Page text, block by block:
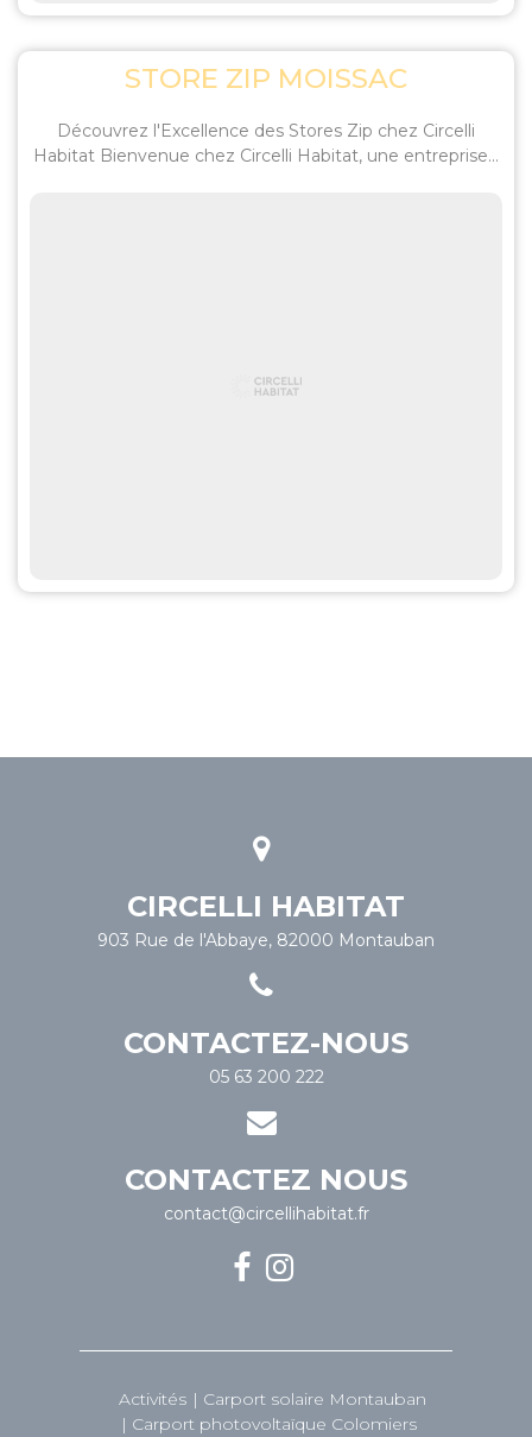
STORE ZIP MOISSAC
Découvrez l'Excellence des Stores Zip chez Circelli
Habitat Bienvenue chez Circelli Habitat, une entreprise...
CIRCELLI HABITAT
903 Rue de l'Abbaye, 82000 Montauban
CONTACTEZ-NOUS
05 63 200 222
CONTACTEZ NOUS
contact@circellihabitat.fr
Activités
Carport solaire Montauban
Carport photovoltaïque Colomiers